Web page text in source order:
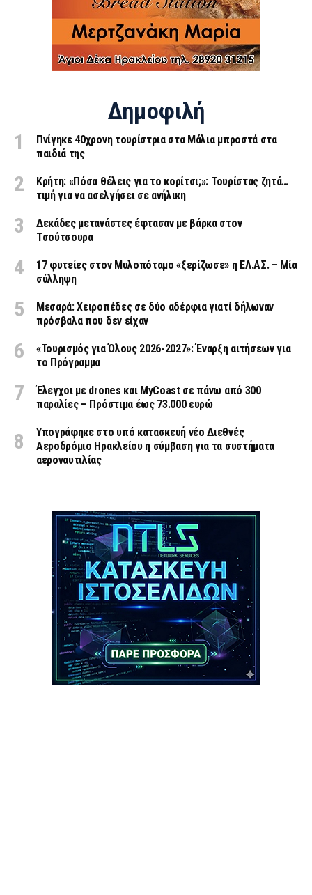
Δημοφιλή
Πνίγηκε 40χρονη τουρίστρια στα Μάλια μπροστά στα
παιδιά της
Κρήτη: «Πόσα θέλεις για το κορίτσι;»: Τουρίστας ζητά…
τιμή για να ασελγήσει σε ανήλικη
Δεκάδες μετανάστες έφτασαν με βάρκα στον
Τσούτσουρα
17 φυτείες στον Μυλοπόταμο «ξερίζωσε» η ΕΛ.ΑΣ. – Μία
σύλληψη
Μεσαρά: Χειροπέδες σε δύο αδέρφια γιατί δήλωναν
πρόσβαλα που δεν είχαν
«Τουρισμός για Όλους 2026-2027»: Έναρξη αιτήσεων για
το Πρόγραμμα
Έλεγχοι με drones και MyCoast σε πάνω από 300
παραλίες – Πρόστιμα έως 73.000 ευρώ
Υπογράφηκε στο υπό κατασκευή νέο Διεθνές
Αεροδρόμιο Ηρακλείου η σύμβαση για τα συστήματα
αεροναυτιλίας